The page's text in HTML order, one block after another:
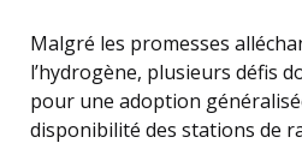
Malgré les promesses
l’hydrogène, plusieurs défis
pour une adoption
disponibilité des stations de